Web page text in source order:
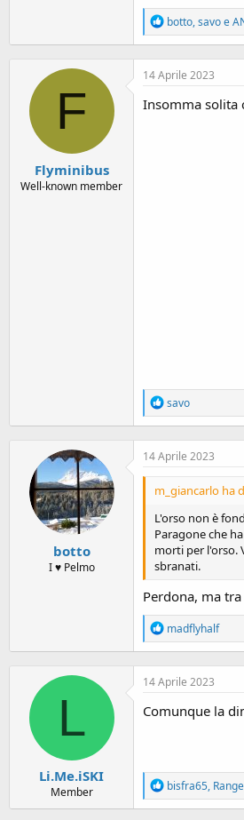
R
e
a
c
t
o
botto,savoe
F
Flyminibus
Well-known member
14 Aprile 2023
Insomma solita
R
e
a
c
t
o
n
s
:
savo
botto
I ♥ Pelmo
14 Aprile 2023
m_giancarlo ha
L'orso non è
Paragone che
morti per l'orso.
sbranati.
Perdona, ma
R
e
a
c
t
o
madflyhalf
L
Li.Me.iSKI
Member
14 Aprile 2023
Comunque la
R
e
a
bisfra65,